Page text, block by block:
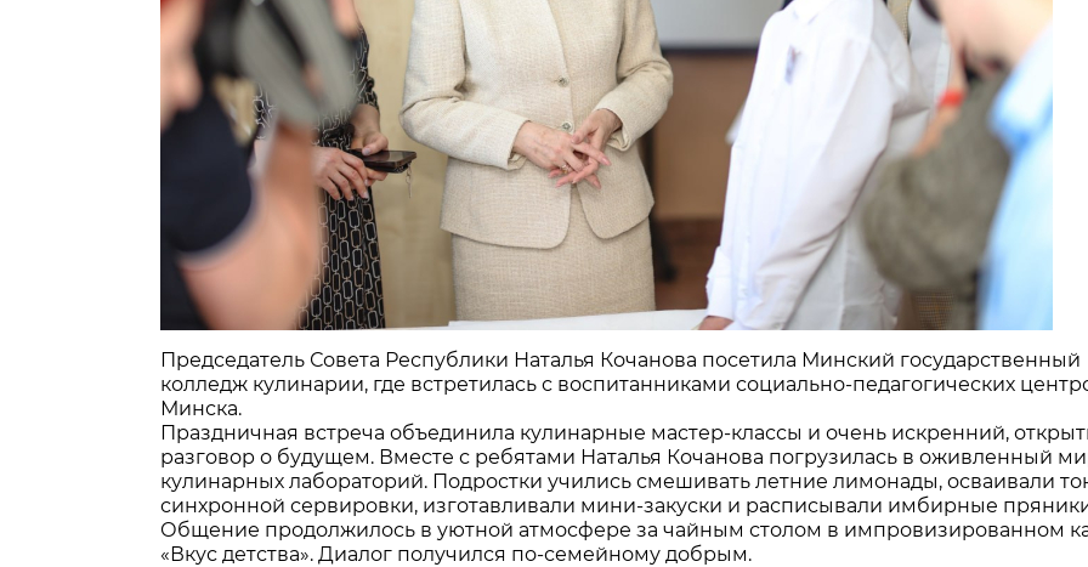
Председатель Совета Республики Наталья Кочанова посетила Минский государственный
колледж кулинарии, где встретилась с воспитанниками социально-педагогических
Минска.
Праздничная встреча объединила кулинарные мастер-классы и очень искренний,
разговор о будущем. Вместе с ребятами Наталья Кочанова погрузилась в оживленный
кулинарных лабораторий. Подростки учились смешивать летние лимонады, осваивали
синхронной сервировки, изготавливали мини-закуски и расписывали имбирные
Общение продолжилось в уютной атмосфере за чайным столом в импровизированном
«Вкус детства». Диалог получился по-семейному добрым.